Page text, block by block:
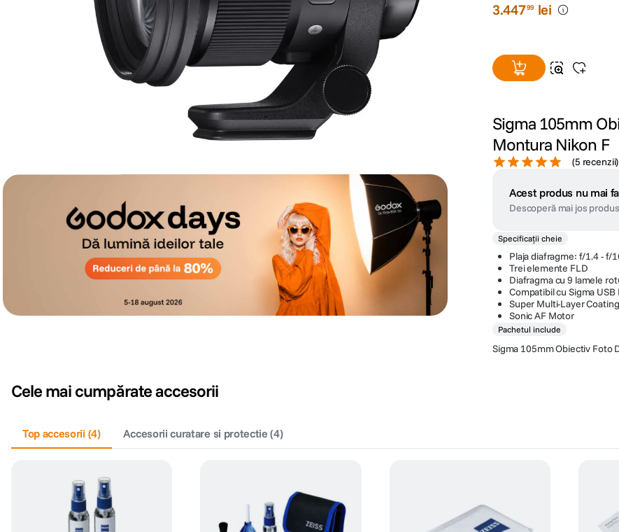
9. dji osmo
10 insta 360
3.44799 lei
Sigma 105mm
Montura Nikon F
(5 recenzii)
Acest produs nu mai
Descoperă mai jos
Specificații cheie
Plaja diafragme: f/1.4 - f/
Trei elemente FLD
Diafragma cu 9 lamele
Compatibil cu Sigma USB
Super Multi-Layer Coating
Sonic AF Motor
Pachetul include
Sigma 105mm Obiectiv Foto
Cele mai cumpărate accesorii
Top accesorii (4) Accesorii curatare si protectie (4)